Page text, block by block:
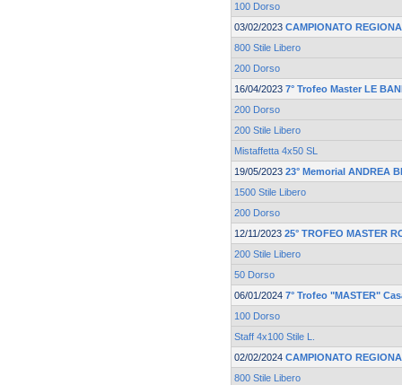
100 Dorso
03/02/2023 CAMPIONATO
800 Stile Libero
200 Dorso
16/04/2023 7° Trofeo Master LE
200 Dorso
200 Stile Libero
Mistaffetta 4x50 SL
19/05/2023 23° Memorial ANDREA
1500 Stile Libero
200 Dorso
12/11/2023 25° TROFEO MASTER
200 Stile Libero
50 Dorso
06/01/2024 7° Trofeo "MASTER"
100 Dorso
Staff 4x100 Stile L.
02/02/2024 CAMPIONATO
800 Stile Libero